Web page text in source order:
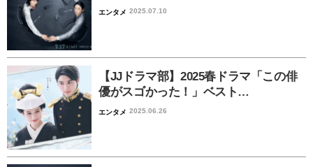
エンタメ 2025.07.10
【JJドラマ部】2025春ドラマ「この俳
優がスゴかった！」ベスト…
エンタメ 2025.06.26